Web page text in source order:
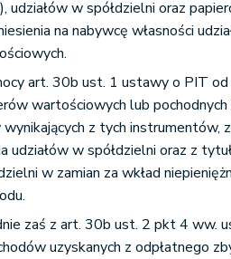
udziałów w spółdzielni oraz
na nabywcę własności
art. 30b ust. 1 ustawy o PIT
wartościowych lub
z tych instrumentów,
udziałów w spółdzielni oraz z
w zamian za wkład
zaś z art. 30b ust. 2 pkt 4 ww.
uzyskanych z odpłatnego